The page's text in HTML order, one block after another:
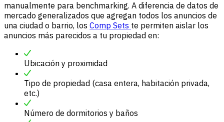
manualmente para benchmarking. A diferencia de datos de
mercado generalizados que agregan todos los anuncios de
una ciudad o barrio, los Comp Sets te permiten aislar los
anuncios más parecidos a tu propiedad en:
Ubicación y proximidad
Tipo de propiedad (casa entera, habitación privada,
etc.)
Número de dormitorios y baños